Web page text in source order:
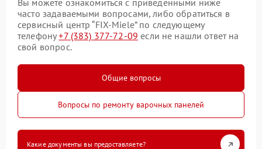
Вы можете ознакомиться с приведенными ниже
часто задаваемыми вопросами, либо обратиться в
сервисный центр “FIX-Miele” по следующему
телефону+7 (383) 377-72-09 если не нашли ответ на
свой вопрос.
Общие вопросы
Вопросы по ремонту варочных панелей
Какие документы вы предоставляете?